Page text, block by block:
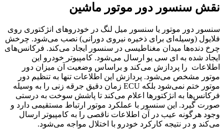
نقش سنسور دور موتور ماشین
سنسور دور موتور یا سنسور میل لنگ در خودروهای انژکتوری روی
فلایول (وسیله‌ای برای ذخیره نیروی دورانی) نصب می‌شود. چرخش
چرخ دنده‌ها میدان مغناطیسی در سنسور ایجاد می‌کند. فرکانس‌های
ایجاد شده به ای سی یو ارسال می‌شود. کامپیوتر خودرو این
اطلاعات را پردازش می‌کند و براساس وضعیت آن میزان دور
موتور مشخص می‌شود. پردازش این اطلاعات تنها به تنظیم دور
موتور ختم نمی‌شود بلکه ECU زمان دقیق جرقه زنی را به وسیله
فرکانس‌ها به انژکتورها اعلام می‌کند تا پاشش سوخت به درستی
صورت گیرد. این سنسور با عملکرد موتور ارتباط مستقیمی دارد و
وجود هرگونه عیب در آن اطلاعات ناقصی را به کامپیوتر ارسال
می‌کند و در نتیجه کارکرد خودرو با اختلال مواجه می‌شود.